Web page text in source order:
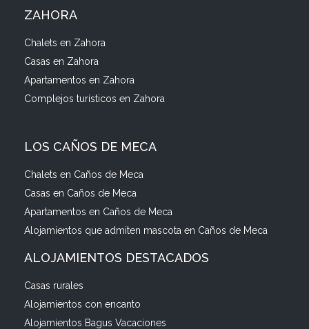
ZAHORA
Chalets en Zahora
Casas en Zahora
Apartamentos en Zahora
Complejos turísticos en Zahora
LOS CAÑOS DE MECA
Chalets en Caños de Meca
Casas en Caños de Meca
Apartamentos en Caños de Meca
Alojamientos que admiten mascota en Caños de Meca
ALOJAMIENTOS DESTACADOS
Casas rurales
Alojamientos con encanto
Alojamientos Bagus Vacaciones